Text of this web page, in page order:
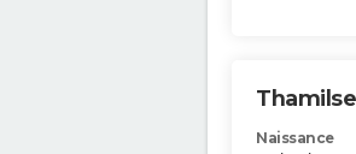
Naissance